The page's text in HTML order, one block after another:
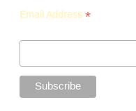
Email Address *